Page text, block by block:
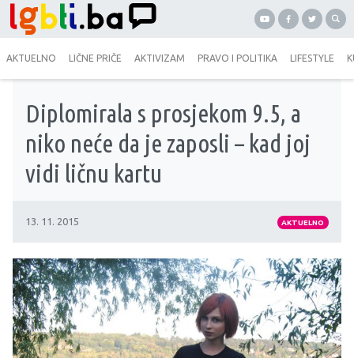
AKTUELNO LIČNE PRIČE AKTIVIZAM PRAVO I POLITIKA LIFESTYLE
Diplomirala s prosjekom 9.5, a
niko neće da je zaposli – kad joj
vidi ličnu kartu
13. 11. 2015 AKTUELNO